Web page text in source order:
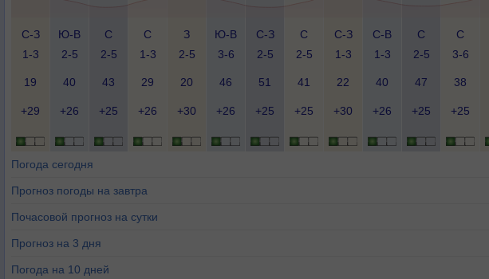
С-З
1-3
Ю-В
2-5
С
2-5
С
1-3
З
2-5
Ю-В
3-6
С-З
2-5
С
2-5
С-З
1-3
С-В
1-3
С
2-5
С
3-6
19 40 43 29 20 46 51 41 22 40 47 38
+29 +26 +25 +26 +30 +26 +25 +25 +30 +26 +25 +25
Погода сегодня
Прогноз погоды на завтра
Почасовой прогноз на сутки
Прогноз на 3 дня
Погода на 10 дней